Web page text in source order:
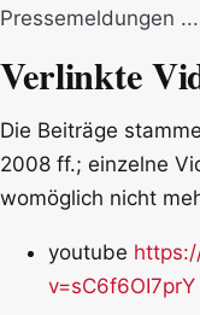
Pressemeldungen ...
Verlinkte
Die Beiträge
2008 ff.; einzelne
womöglich nicht
youtube
v=sC6f6OI7prY